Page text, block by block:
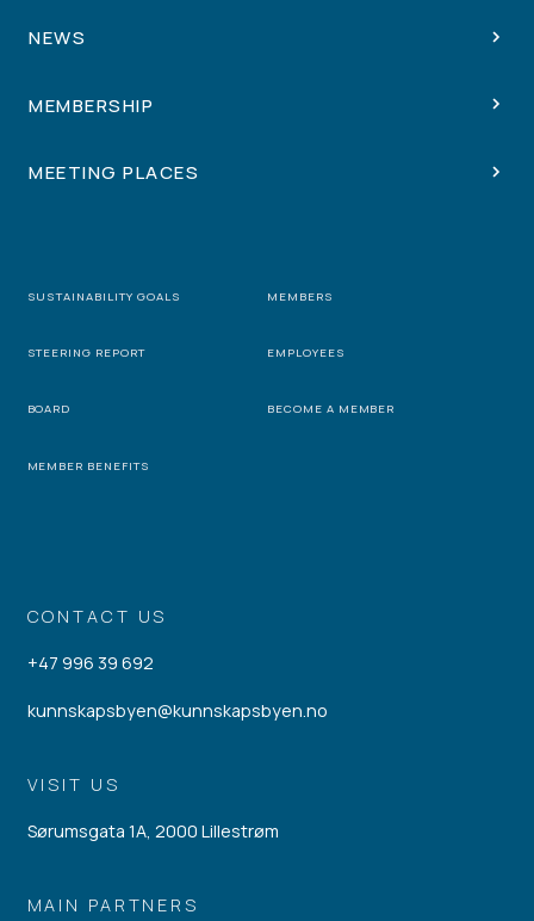
CONTACT US
+47 996 39 692
kunnskapsbyen@kunnskapsbyen.no
VISIT US
Sørumsgata 1A, 2000 Lillestrøm
MAIN PARTNERS
NEWS
MEMBERSHIP
MEETING PLACES
SUSTAINABILITY GOALS MEMBERS
STEERING REPORT EMPLOYEES
BOARD BECOME A MEMBER
MEMBER BENEFITS